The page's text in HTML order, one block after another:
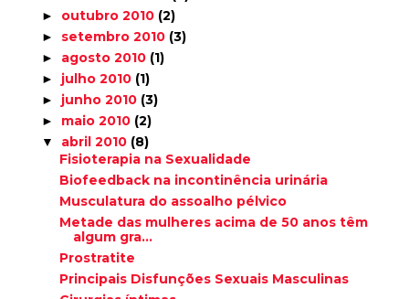
► outubro 2010 (2)
► setembro 2010 (3)
► agosto 2010 (1)
► julho 2010 (1)
► junho 2010 (3)
► maio 2010 (2)
▼ abril 2010 (8)
Fisioterapia na Sexualidade
Biofeedback na incontinência urinária
Musculatura do assoalho pélvico
Metade das mulheres acima de 50 anos têm
algum gra...
Prostratite
Principais Disfunções Sexuais Masculinas